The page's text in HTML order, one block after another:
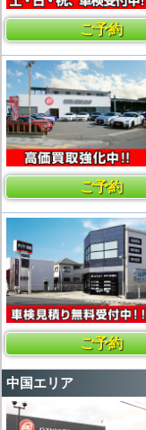
ご予約
ご予約
ご予約
中国エリア